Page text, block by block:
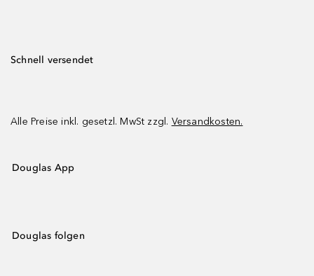
Schnell versendet
Alle Preise inkl. gesetzl. MwSt zzgl. Versandkosten.
Douglas App
Douglas folgen